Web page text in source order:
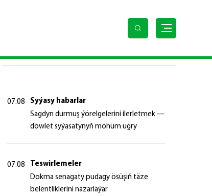
07.08
Syýasy habarlar
Sagdyn durmuş ýörelgelerini ilerletmek —
döwlet syýasatynyň möhüm ugry
07.08
Teswirlemeler
Dokma senagaty pudagy ösüşiň täze
belentliklerini nazarlaýar